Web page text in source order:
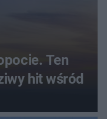
Ten
hit wśród